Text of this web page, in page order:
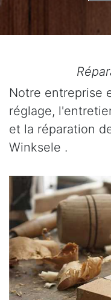
Notre entreprise
réglage,
et la réparation
Winksele .